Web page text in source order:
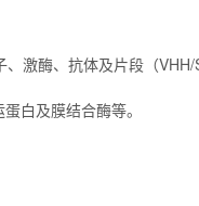
、激酶、抗体及片段（
白及膜结合酶等。